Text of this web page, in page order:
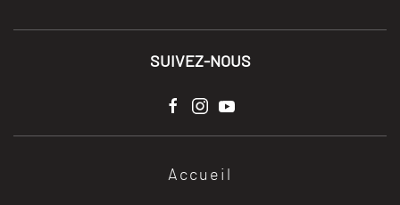
SUIVEZ-NOUS
Accueil